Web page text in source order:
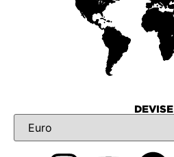
DEVISE